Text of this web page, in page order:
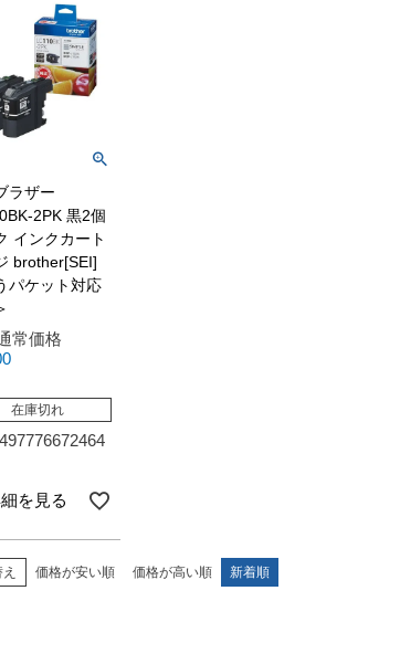
ラザー
2PK 黒2個
インクカート
brother[SEI]
パケット対応
常価格
在庫切れ
を見る
価格が安い順 価格が高い順 新着順